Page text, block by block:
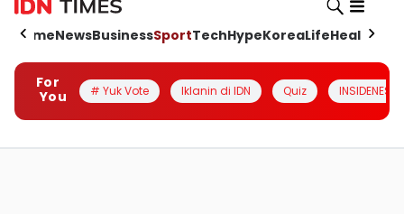
HomeNewsBusinessSportTechHypeKoreaLifeHealth
For
You
# Yuk Vote Iklanin di IDN Quiz INSIDENESIA